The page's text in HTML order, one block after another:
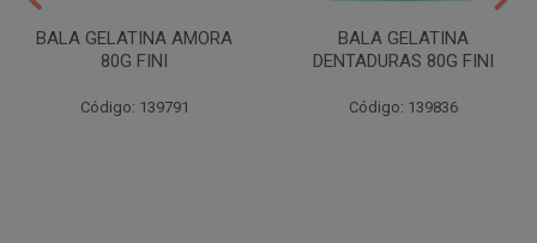
BALA GELATINA AMORA
80G FINI
Código: 139791
BALA GELATINA
DENTADURAS 80G FINI
Código: 139836